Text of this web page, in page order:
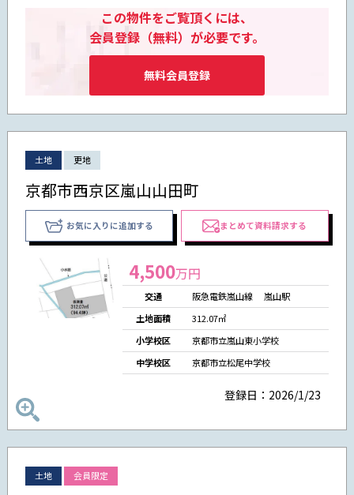
この物件をご覧頂くには、
会員登録（無料）が必要です。
無料会員登録
土地 更地
京都市西京区嵐山山田町
お気に入りに追加する まとめて資料請求する
4,500万円
交通
阪急電鉄嵐山線 嵐山駅
土地面積
312.07㎡
小学校区
京都市立嵐山東小学校
中学校区
京都市立松尾中学校
登録日：2026/1/23
土地 会員限定